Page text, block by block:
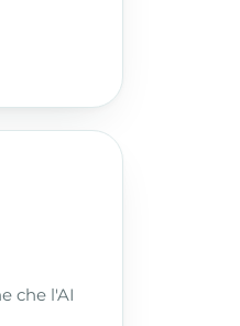
che l'AI